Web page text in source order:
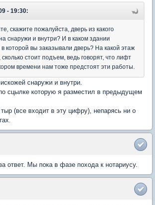
- 19:30:
скажите пожалуйста, дверь из какого
снаружи и внутри? И в каком здании
которой вы заказывали дверь? На какой этаж
стоит подъем, ведь говорят, что лифт
времени нам тоже предстоят эти работы.
снаружи и внутри.
сцылке которую я разместил в предыдущем
(все входит в эту цифру), непарясь ни о
ответ. Мы пока в фазе похода к нотариусу.